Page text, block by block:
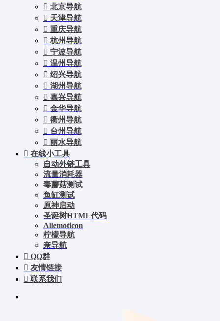
北京导航
天津导航
重庆导航
杭州导航
宁波导航
温州导航
绍兴导航
湖州导航
嘉兴导航
金华导航
衢州导航
台州导航
丽水导航
在线小工具
自动外链工具
流量消耗器
毒蘑菇测试
鱼缸测试
原神启动
圣诞树HTML代码
Allemoticon
柠檬导航
奈导航
QQ群
友情链接
联系我们